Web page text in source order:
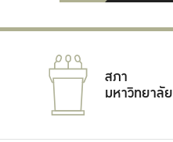
สภา
มหาวิทยาลัย